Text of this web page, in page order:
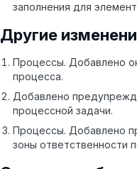
заполнения для
Другие
Процессы. Добавлено
процесса.
Добавлено
процессной задачи.
Процессы. Добавлено
зоны ответственности